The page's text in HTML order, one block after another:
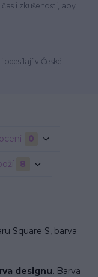
i zkušenosti, aby
odesílají v České
0
8
Square S, barva
designu. Barva